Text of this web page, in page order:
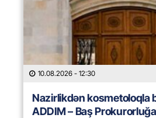
10.08.2026 - 12:30
Nazirlikdən kosmetoloqla
ADDIM – Baş